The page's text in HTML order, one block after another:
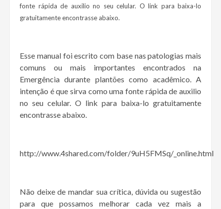
fonte rápida de auxilio no seu celular. O link para baixa-lo
gratuitamente encontrasse abaixo.
Esse manual foi escrito com base nas patologias mais
comuns ou mais importantes encontrados na
Emergência durante plantões como acadêmico. A
intenção é que sirva como uma fonte rápida de auxilio
no seu celular. O link para baixa-lo gratuitamente
encontrasse abaixo.
http://www.4shared.com/folder/9uH5FMSq/_online.html
Não deixe de mandar sua crítica, dúvida ou sugestão
para que possamos melhorar cada vez mais a